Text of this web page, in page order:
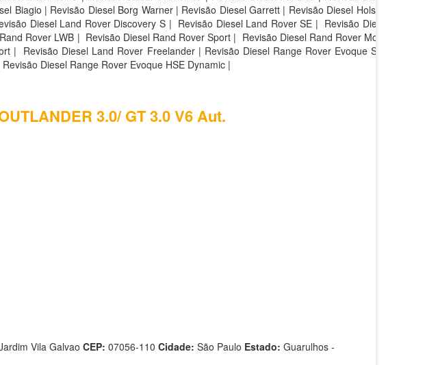
| Revisão Diesel Borg Warner | Revisão Diesel Garrett | Revisão Diesel Holset |
Diesel Land Rover Discovery S | Revisão Diesel Land Rover SE | Revisão Diesel
Rover LWB | Revisão Diesel Rand Rover Sport | Revisão Diesel Rand Rover Motor
|
Revisão Diesel Land Rover Freelander | Revisão Diesel Range Rover Evoque SE |
Diesel Range Rover Evoque HSE Dynamic |
3.0/ GT 3.0 V6 Aut.
Vila Galvao CEP: 07056-110 Cidade: São Paulo Estado: Guarulhos -